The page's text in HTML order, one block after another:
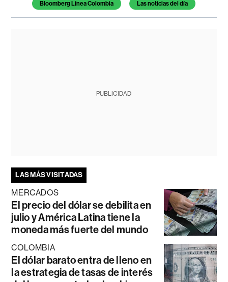
Bloomberg Línea Colombia Las noticias del día
PUBLICIDAD
LAS MÁS VISITADAS
MERCADOS
El precio del dólar se debilita en
julio y América Latina tiene la
moneda más fuerte del mundo
COLOMBIA
El dólar barato entra de lleno en
la estrategia de tasas de interés